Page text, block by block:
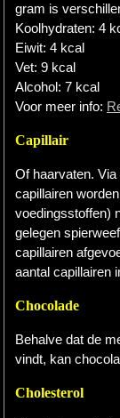
gram is
Koolhydraten: 4
Eiwit: 4 kcal
Vet: 9 kcal
Alcohol: 7 kcal
Voor meer info:
Capillair
Of haarvaten.
capillairen
voedingsstoffen)
gelegen
capillairen
aantal capillairen
Chocolade
Behalve dat de
vindt, kan
Cholesterol